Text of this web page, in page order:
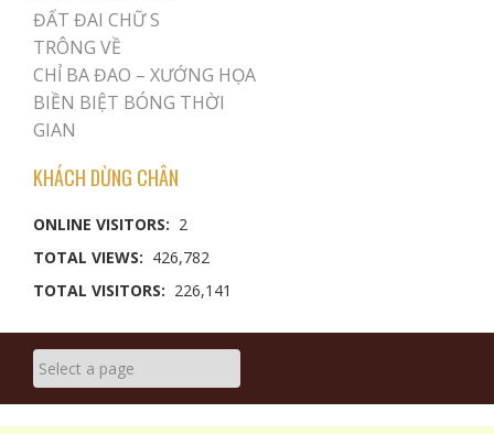
ĐẤT ĐAI CHỮ S
TRÔNG VỀ
CHỈ BA ĐAO – XƯỚNG HỌA
BIỀN BIỆT BÓNG THỜI
GIAN
KHÁCH DỪNG CHÂN
ONLINE VISITORS: 2
TOTAL VIEWS: 426,782
TOTAL VISITORS: 226,141